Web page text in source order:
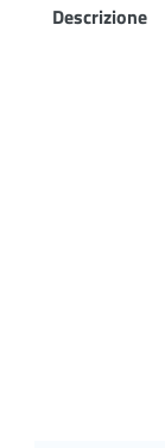
Descrizione